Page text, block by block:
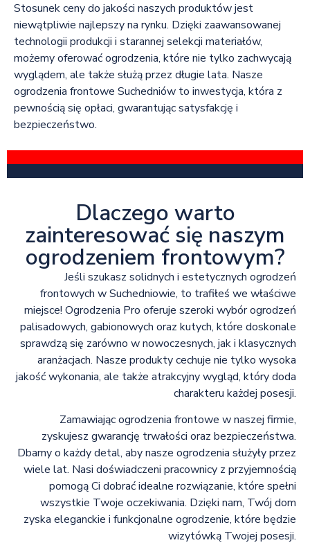
Stosunek ceny do jakości naszych produktów jest
niewątpliwie najlepszy na rynku. Dzięki zaawansowanej
technologii produkcji i starannej selekcji materiałów,
możemy oferować ogrodzenia, które nie tylko zachwycają
wyglądem, ale także służą przez długie lata. Nasze
ogrodzenia frontowe Suchedniów to inwestycja, która z
pewnością się opłaci, gwarantując satysfakcję i
bezpieczeństwo.
Dlaczego warto
zainteresować się naszym
ogrodzeniem frontowym?
Jeśli szukasz solidnych i estetycznych ogrodzeń
frontowych w Suchedniowie, to trafiłeś we właściwe
miejsce! Ogrodzenia Pro oferuje szeroki wybór ogrodzeń
palisadowych, gabionowych oraz kutych, które doskonale
sprawdzą się zarówno w nowoczesnych, jak i klasycznych
aranżacjach. Nasze produkty cechuje nie tylko wysoka
jakość wykonania, ale także atrakcyjny wygląd, który doda
charakteru każdej posesji.
Zamawiając ogrodzenia frontowe w naszej firmie,
zyskujesz gwarancję trwałości oraz bezpieczeństwa.
Dbamy o każdy detal, aby nasze ogrodzenia służyły przez
wiele lat. Nasi doświadczeni pracownicy z przyjemnością
pomogą Ci dobrać idealne rozwiązanie, które spełni
wszystkie Twoje oczekiwania. Dzięki nam, Twój dom
zyska eleganckie i funkcjonalne ogrodzenie, które będzie
wizytówką Twojej posesji.